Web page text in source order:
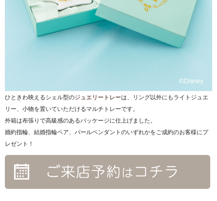
ひときわ映えるシェル型のジュエリートレーは、リング以外にもライトジュエ
リー、小物を置いていただけるマルチトレーです。
外箱は布張りで高級感のあるパッケージに仕上げました。
婚約指輪、結婚指輪ペア、パールペンダントのいずれかをご成約のお客様にプ
レゼント！